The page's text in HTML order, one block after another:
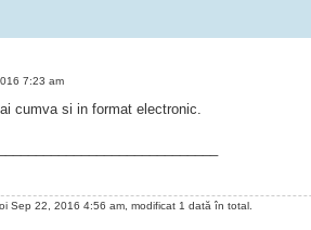
7:23 am
cumva si in format electronic.
Sep 22, 2016 4:56 am, modificat 1 dată în total.